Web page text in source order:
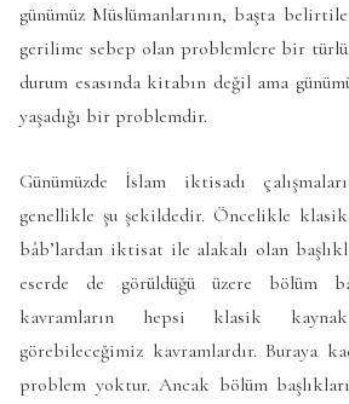
günümüz Müslümanlarının, başta
gerilime sebep olan problemlere bir
durum esasında kitabın değil ama
yaşadığı bir problemdir.
Günümüzde İslam iktisadı
genellikle şu şekildedir. Öncelikle
bâb’lardan iktisat ile alakalı olan
eserde de görüldüğü üzere bölüm
kavramların hepsi klasik
görebileceğimiz kavramlardır. Buraya
problem yoktur. Ancak bölüm